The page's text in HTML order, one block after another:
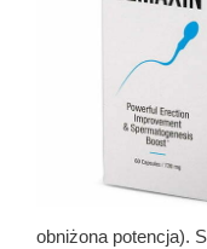
obniżona potencja).